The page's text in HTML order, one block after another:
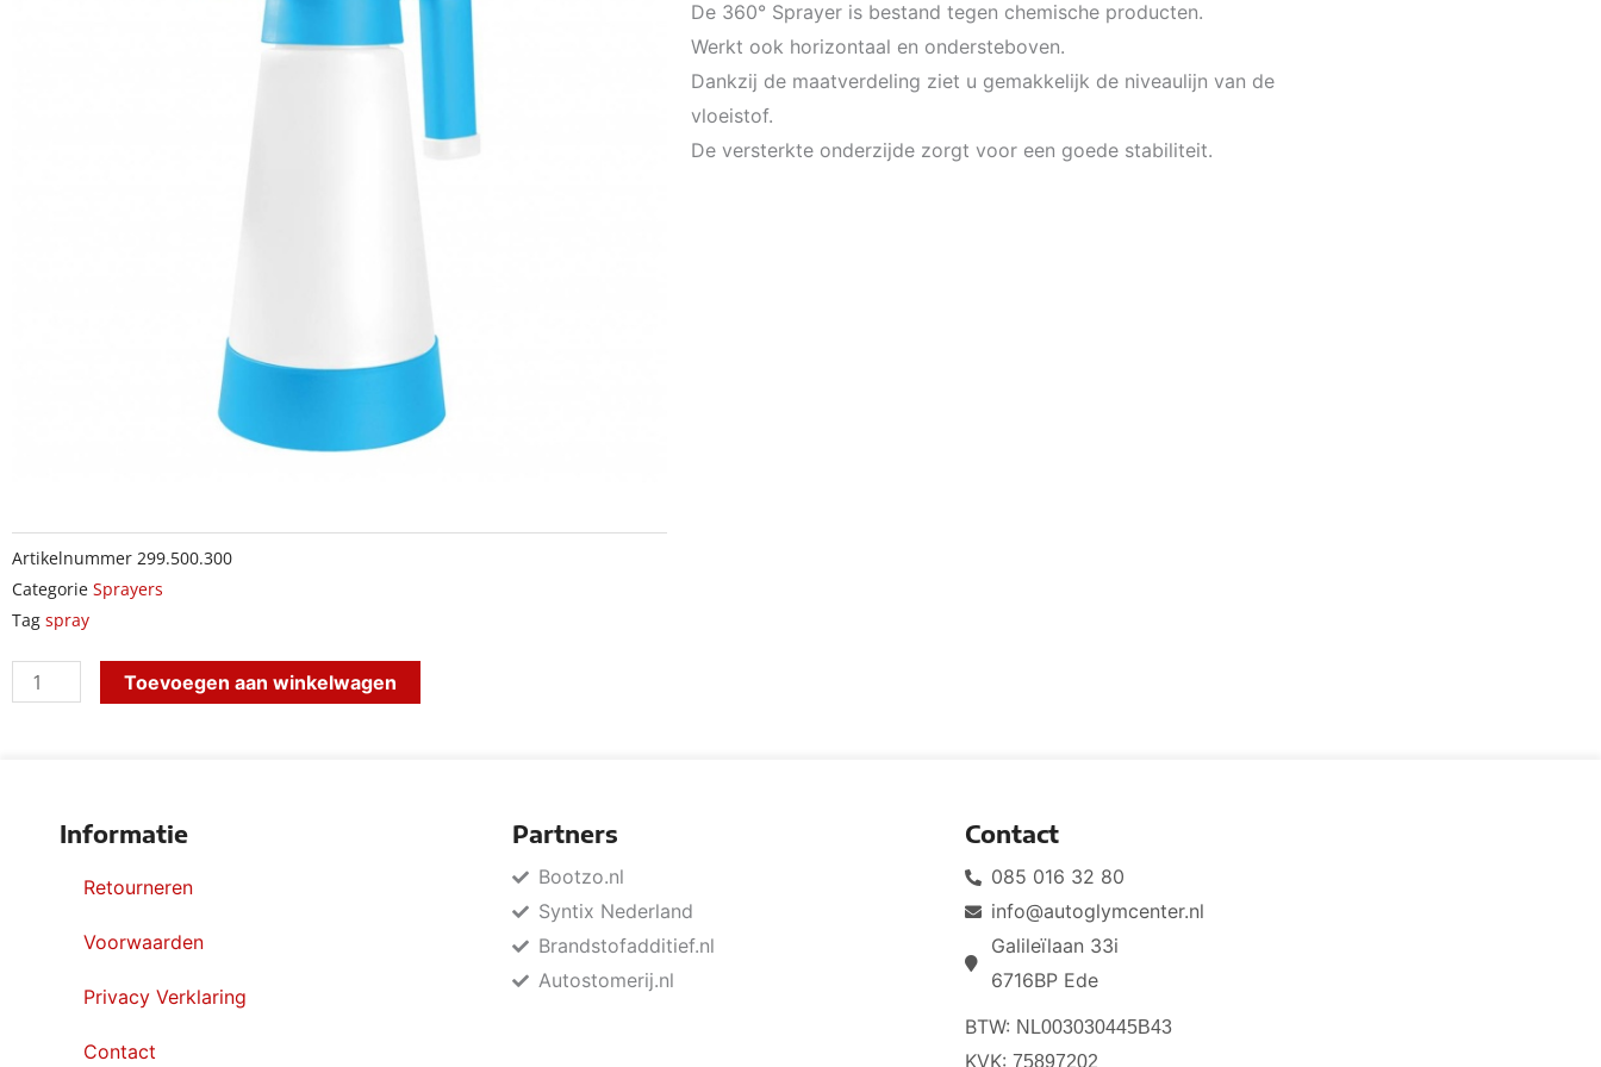
Artikelnummer 299.500.300
Categorie Sprayers
Tag spray
360
aantal
Toevoegen aan winkelwagen
De 360° Sprayer is bestand tegen chemische producten.
Werkt ook horizontaal en ondersteboven.
Dankzij de maatverdeling ziet u gemakkelijk de niveaulijn van de
vloeistof.
De versterkte onderzijde zorgt voor een goede stabiliteit.
Informatie
Retourneren
Voorwaarden
Privacy Verklaring
Contact
Partners
Bootzo.nl
Syntix Nederland
Brandstofadditief.nl
Autostomerij.nl
Contact
085 016 32 80
info@autoglymcenter.nl
Galileïlaan 33i
6716BP Ede
BTW: NL003030445B43
KVK: 75897202